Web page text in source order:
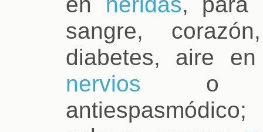
sangre,
diabetes, aire
nervios o